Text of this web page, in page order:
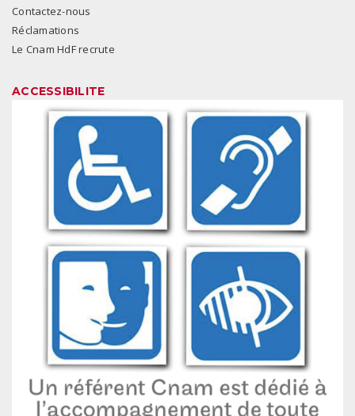
Contactez-nous
Réclamations
Le Cnam HdF recrute
ACCESSIBILITE